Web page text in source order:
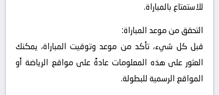
للاستمتاع بالمباراة.
التحقق من موعد المباراة:
قبل كل شيء، تأكد من موعد وتوقيت المباراة، يمكنك
العثور على هذه المعلومات عادةً على مواقع الرياضة أو
المواقع الرسمية للبطولة.